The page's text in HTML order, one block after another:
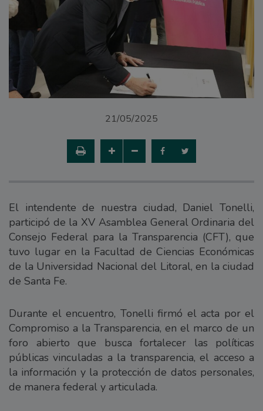
21/05/2025
El intendente de nuestra ciudad, Daniel Tonelli,
participó de la XV Asamblea General Ordinaria del
Consejo Federal para la Transparencia (CFT), que
tuvo lugar en la Facultad de Ciencias Económicas
de la Universidad Nacional del Litoral, en la ciudad
de Santa Fe.
Durante el encuentro, Tonelli firmó el acta por el
Compromiso a la Transparencia, en el marco de un
foro abierto que busca fortalecer las políticas
públicas vinculadas a la transparencia, el acceso a
la información y la protección de datos personales,
de manera federal y articulada.